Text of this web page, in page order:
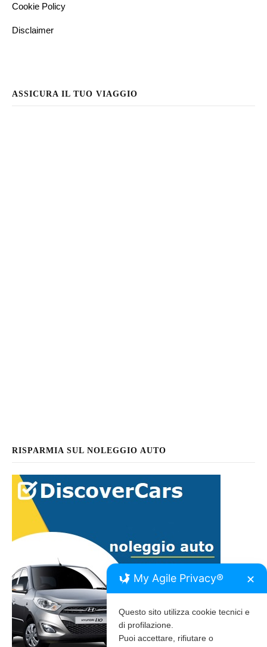
Cookie Policy
Disclaimer
ASSICURA IL TUO VIAGGIO
RISPARMIA SUL NOLEGGIO AUTO
My Agile Privacy® ✕
Questo sito utilizza cookie tecnici e
di profilazione.
Puoi accettare, rifiutare o